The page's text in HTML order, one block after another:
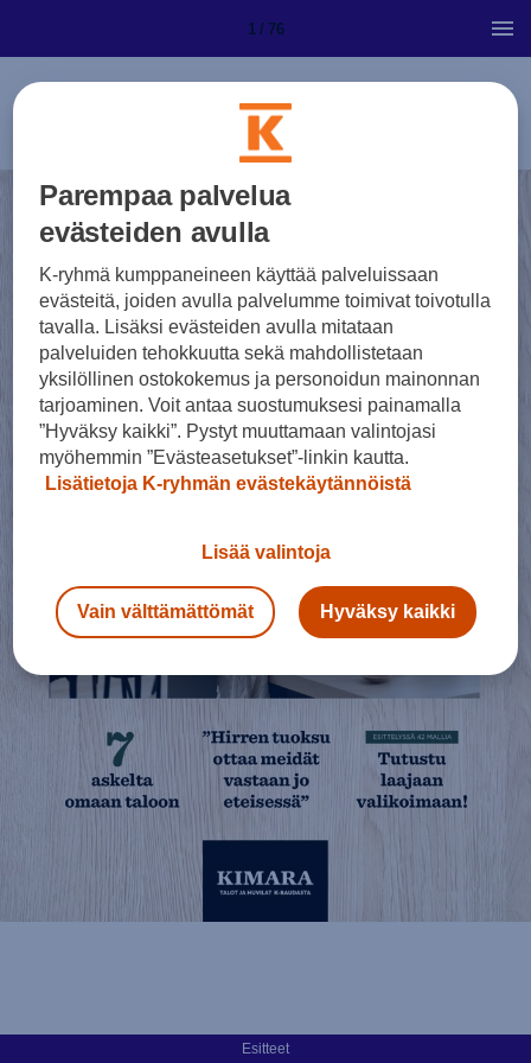
1 / 76
Esitteet
Parempaa palvelua
evästeiden avulla
K-ryhmä kumppaneineen käyttää palveluissaan
evästeitä, joiden avulla palvelumme toimivat toivotulla
tavalla. Lisäksi evästeiden avulla mitataan
palveluiden tehokkuutta sekä mahdollistetaan
yksilöllinen ostokokemus ja personoidun mainonnan
tarjoaminen. Voit antaa suostumuksesi painamalla
”Hyväksy kaikki”. Pystyt muuttamaan valintojasi
myöhemmin ”Evästeasetukset”-linkin kautta.
Lisätietoja K-ryhmän evästekäytännöistä
Lisää valintoja
Vain välttämättömät Hyväksy kaikki